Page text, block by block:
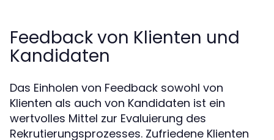
Feedback von Klienten und
Kandidaten
Das Einholen von Feedback sowohl von
Klienten als auch von Kandidaten ist ein
wertvolles Mittel zur Evaluierung des
Rekrutierungsprozesses. Zufriedene Klienten